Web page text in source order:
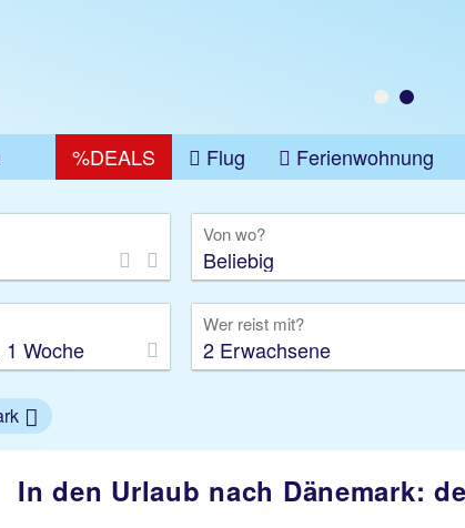
%DEALS Flug Ferienwohnung
Von wo?
Beliebig
Woche
Wer reist mit?
2 Erwachsene
In den Urlaub nach Dänemark: